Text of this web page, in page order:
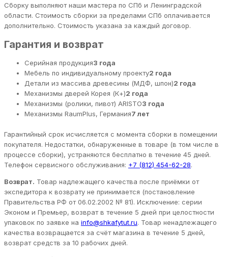
Сборку выполняют наши мастера по СПб и Ленинградской
области. Стоимость сборки за пределами СПб оплачивается
дополнительно. Стоимость указана за каждый договор.
Гарантия и возврат
Серийная продукция3 года
Мебель по индивидуальному проекту2 года
Детали из массива древесины (МДФ, шпон)2 года
Механизмы дверей Корея (К+)2 года
Механизмы (ролики, пивот) ARISTO3 года
Механизмы RaumPlus, Германия7 лет
Гарантийный срок исчисляется с момента сборки в помещении
покупателя. Недостатки, обнаруженные в товаре (в том числе в
процессе сборки), устраняются бесплатно в течение 45 дней.
Телефон сервисного обслуживания: +7 (812) 454-62-28.
Возврат. Товар надлежащего качества после приёмки от
экспедитора к возврату не принимается (постановление
Правительства РФ от 06.02.2002 № 81). Исключение: серии
Эконом и Премьер, возврат в течение 5 дней при целостности
упаковок по заявке на info@shkafytut.ru. Товар ненадлежащего
качества возвращается за счёт магазина в течение 5 дней,
возврат средств за 10 рабочих дней.